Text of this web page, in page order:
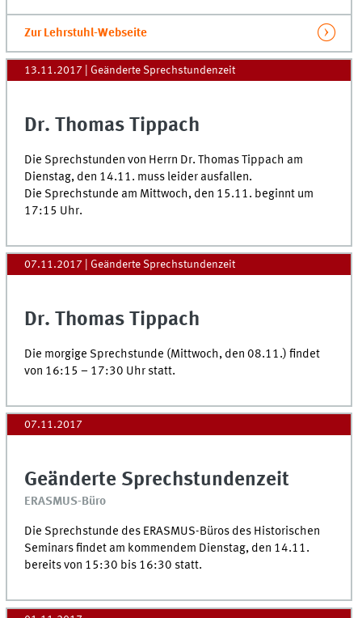
Zur Lehrstuhl-Webseite
13.11.2017 | Geänderte Sprechstundenzeit
Dr. Thomas Tippach
Die Sprechstunden von Herrn Dr. Thomas Tippach am
Dienstag, den 14.11. muss leider ausfallen.
Die Sprechstunde am Mittwoch, den 15.11. beginnt um
17:15 Uhr.
07.11.2017 | Geänderte Sprechstundenzeit
Dr. Thomas Tippach
Die morgige Sprechstunde (Mittwoch, den 08.11.) findet
von 16:15 – 17:30 Uhr statt.
07.11.2017
Geänderte Sprechstundenzeit
ERASMUS-Büro
Die Sprechstunde des ERASMUS-Büros des Historischen
Seminars findet am kommendem Dienstag, den 14.11.
bereits von 15:30 bis 16:30 statt.